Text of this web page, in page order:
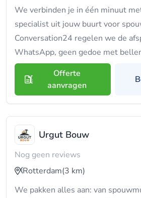
We verbinden je in één minuut
specialist uit jouw buurt voor
Conversation24 regelen we de
WhatsApp, geen gedoe met
Offerte
aanvragen
Urgut Bouw
Nog geen reviews
Rotterdam(3 km)
We pakken alles aan: van